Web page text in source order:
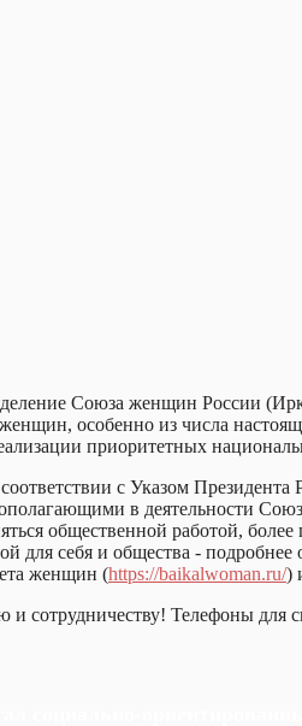
Союза женщин России
особенно из числа
приоритетных
с Указом
в деятельности
общественной работой,
для себя и общества -
женщин (https://baikalwoman.ru/)
и сотрудничеству! Телефоны для